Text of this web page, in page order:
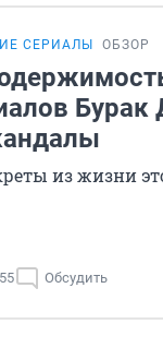
СЕРИАЛЫ ОБЗОР
Бурак
из жизни
Обсудить